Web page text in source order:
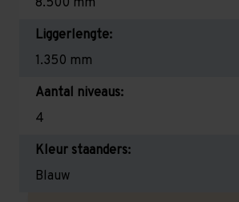
Liggerlengte:
1.350 mm
Aantal niveaus:
4
Kleur staanders:
Blauw